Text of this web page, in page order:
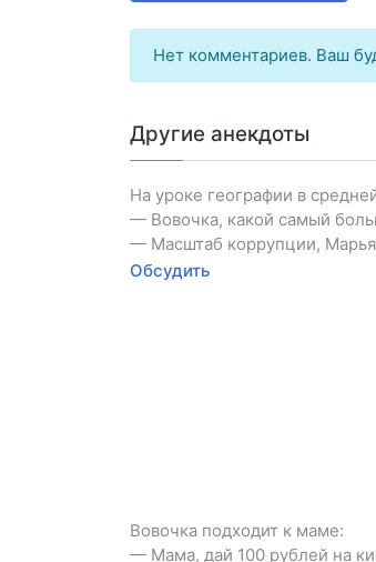
Нет комментариев. Ваш
Другие анекдоты
На уроке географии в
— Вовочка, какой самый
— Масштаб коррупции,
Обсудить
Вовочка подходит к маме:
— Мама, дай 100 рублей на